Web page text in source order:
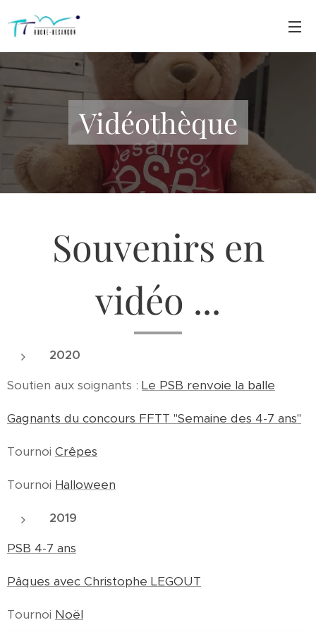
Vidéothèque
Souvenirs en
vidéo ...
2020
Soutien aux soignants : Le PSB renvoie la balle
Gagnants du concours FFTT "Semaine des 4-7 ans"
Tournoi Crêpes
Tournoi Halloween
2019
PSB 4-7 ans
Pâques avec Christophe LEGOUT
Tournoi Noël